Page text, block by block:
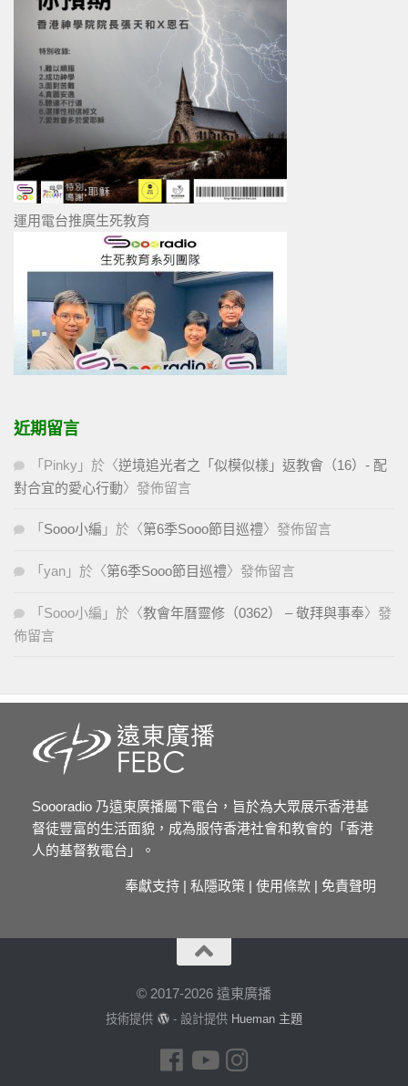
運用電台推廣生死教育
近期留言
「 Pinky 」於〈逆境追光者之「似模似樣」返教會（16）- 配
對合宜的愛心行動〉發佈留言
「 Sooo小編 」於〈第6季Sooo節目巡禮〉發佈留言
「 yan 」於〈第6季Sooo節目巡禮〉發佈留言
「 Sooo小編 」於〈教會年曆靈修（0362） – 敬拜與事奉〉發
佈留言
Soooradio 乃遠東廣播屬下電台，旨於為大眾展示香港基
督徒豐富的生活面貌，成為服侍香港社會和教會的「香港
人的基督教電台」。
奉獻支持 | 私隱政策 | 使用條款 | 免責聲明
© 2017-2026 遠東廣播
技術提供 - 設計提供 Hueman 主題